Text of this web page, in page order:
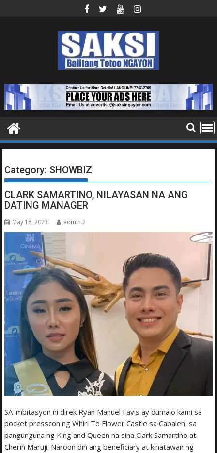
Category: SHOWBIZ
CLARK SAMARTINO, NILAYASAN NA ANG
DATING MANAGER
May 18, 2023 admin 2
SA imbitasyon ni direk Ryan Manuel Favis ay dumalo kami sa
pocket presscon ng Whirl To Flower Castle sa Cabalen, sa
pangunguna ng King and Queen na sina Clark Samartino at
Cherin Maruji. Naroon din ang beneficiary at kinatawan ng